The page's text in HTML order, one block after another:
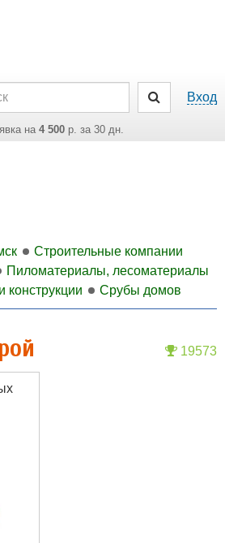
Вход
на 4 500р. за 30 дн.
Строительные компании
Пиломатериалы, лесоматериалы
Срубы домов
19573